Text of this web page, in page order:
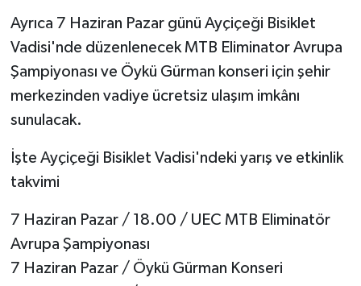
Ayrıca 7 Haziran Pazar günü Ayçiçeği Bisiklet
Vadisi'nde düzenlenecek MTB Eliminator Avrupa
Şampiyonası ve Öykü Gürman konseri için şehir
merkezinden vadiye ücretsiz ulaşım imkânı
sunulacak.
İşte Ayçiçeği Bisiklet Vadisi'ndeki yarış ve etkinlik
takvimi
7 Haziran Pazar / 18.00 / UEC MTB Eliminatör
Avrupa Şampiyonası
7 Haziran Pazar / Öykü Gürman Konseri